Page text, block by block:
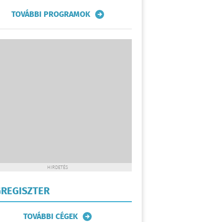
TOVÁBBI PROGRAMOK
HIRDETÉS
TOVÁBBI CÉGEK